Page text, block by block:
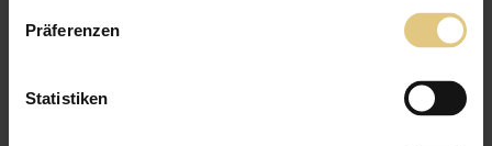
Präferenzen
Statistiken